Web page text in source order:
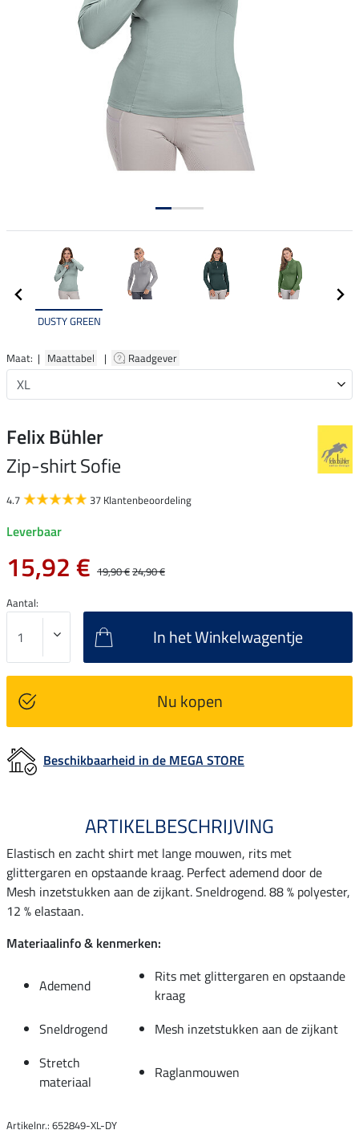
DUSTY GREEN
Maat: | Maattabel | Raadgever
Felix Bühler
Zip-shirt Sofie
4.7 37 Klantenbeoordeling
Leverbaar
15,92 € 19,90 €24,90 €
Aantal:
In het Winkelwagentje
Nu kopen
Beschikbaarheid in de MEGA STORE
ARTIKELBESCHRIJVING
Elastisch en zacht shirt met lange mouwen, rits met
glittergaren en opstaande kraag. Perfect ademend door de
Mesh inzetstukken aan de zijkant. Sneldrogend. 88 % polyester,
12 % elastaan.
Materiaalinfo & kenmerken:
Ademend
Rits met glittergaren en opstaande
kraag
Sneldrogend
Mesh inzetstukken aan de zijkant
Stretch
materiaal
Raglanmouwen
Artikelnr.: 652849-XL-DY